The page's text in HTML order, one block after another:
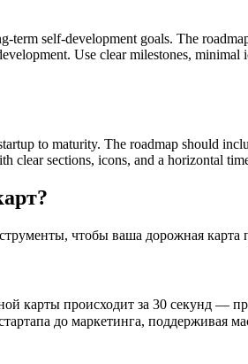
self-development goals. The
Use clear milestones,
to maturity. The roadmap should
clear sections, icons, and a horizontal
чтобы ваша дорожная карта
карты происходит за 30 секунд —
до маркетинга, поддерживая